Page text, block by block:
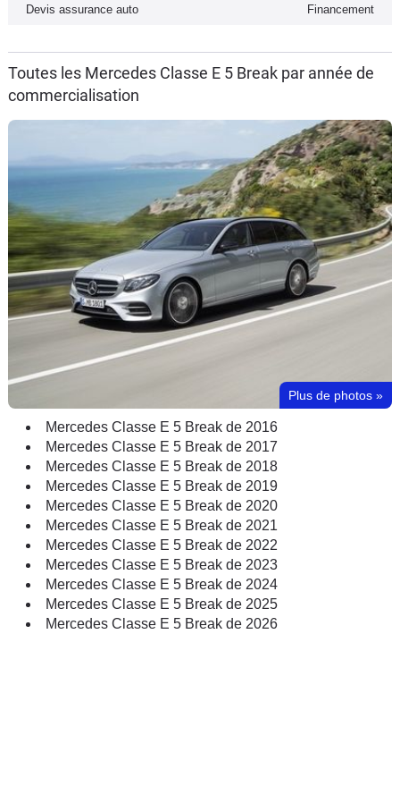
Devis assurance auto Financement
Toutes les Mercedes Classe E 5 Break par année de
commercialisation
Plus de photos »
Mercedes Classe E 5 Break de 2016
Mercedes Classe E 5 Break de 2017
Mercedes Classe E 5 Break de 2018
Mercedes Classe E 5 Break de 2019
Mercedes Classe E 5 Break de 2020
Mercedes Classe E 5 Break de 2021
Mercedes Classe E 5 Break de 2022
Mercedes Classe E 5 Break de 2023
Mercedes Classe E 5 Break de 2024
Mercedes Classe E 5 Break de 2025
Mercedes Classe E 5 Break de 2026